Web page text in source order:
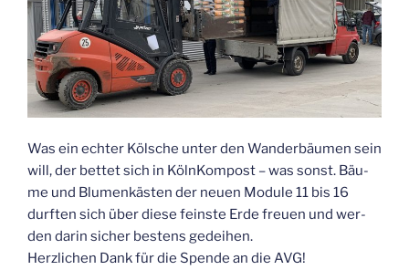
Was ein ech­ter Köl­sche unter den Wan­der­bäu­men sein
will, der bet­tet sich in Köln­Kom­post – was sonst. Bäu­
me und Blu­men­käs­ten der neu­en Modu­le 11 bis 16
durf­ten sich über die­se feins­te Erde freu­en und wer­
den dar­in sicher bes­tens gedeihen.
Herz­li­chen Dank für die Spen­de an die AVG!